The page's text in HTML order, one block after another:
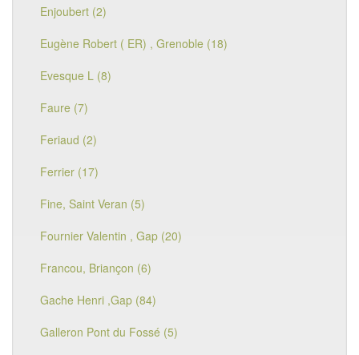
Enjoubert (2)
Eugène Robert ( ER) , Grenoble (18)
Evesque L (8)
Faure (7)
Feriaud (2)
Ferrier (17)
Fine, Saint Veran (5)
Fournier Valentin , Gap (20)
Francou, Briançon (6)
Gache Henri ,Gap (84)
Galleron Pont du Fossé (5)